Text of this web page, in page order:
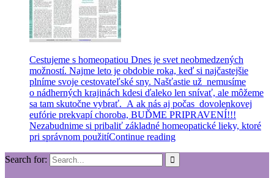
Cestujeme s homeopatiou Dnes je svet neobmedzených
možností. Najme leto je obdobie roka, keď si najčastejšie
plníme svoje cestovateľské sny. Našťastie už nemusíme
o nádherných krajinách kdesi ďaleko len snívať, ale môžeme
sa tam skutočne vybrať. A ak nás aj počas dovolenkovej
eufórie prekvapí choroba, BUĎME PRIPRAVENÍ!!!
Nezabudnime si pribaliť základné homeopatické lieky, ktoré
pri správnom použitíContinue reading
Search for: